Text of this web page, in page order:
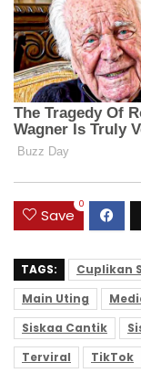
Save
0
TAGS: Cuplikan
Main Uting
Siskaa Cantik
Terviral
TikTok